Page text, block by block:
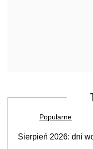
Popularne
Sierpień 2026: dni